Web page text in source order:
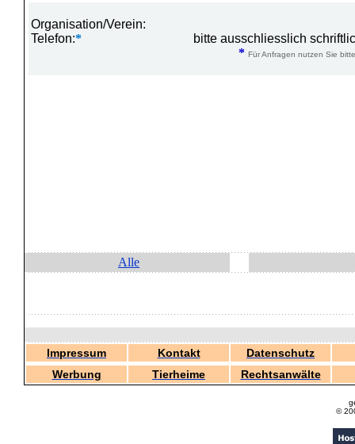
Organisation/Verein:
Telefon:*
bitte ausschliesslich
* Für Anfragen nutzen Sie
Alle
Impressum Kontakt
Datenschutz
Werbung
Tierheime Rechtsanwälte
©